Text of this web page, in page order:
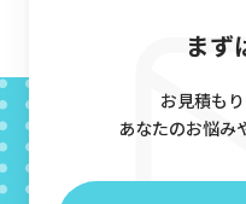
まず
お見積も
あなたのお悩み